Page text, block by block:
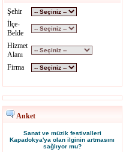
Şehir
İlçe-
Belde
Hizmet
Alanı
Firma
Anket
Sanat ve müzik festivalleri
Kapadokya'ya olan ilginin artmasını
sağlıyor mu?